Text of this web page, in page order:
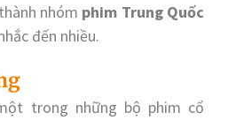
nhóm phim Trung Quốc
đến nhiều.
trong những bộ phim cổ